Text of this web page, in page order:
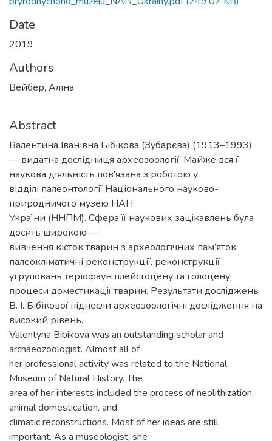
Date
2019
Authors
Вейбер, Аліна
Abstract
Валентина Іванівна Бібікова (Зубарєва) (1913–1993)
— видатна дослідниця археозоології. Майже вся її
наукова діяльність пов’язана з роботою у
відділі палеонтології Національного науково-
природничого музею НАН
України (ННПМ). Сфера її наукових зацікавлень була
досить широкою —
вивчення кісток тварин з археологічних пам’яток,
палеокліматичні реконструкції, реконструкції
угруповань теріофаун плейстоцену та голоцену,
процеси доместикації тварин. Результати досліджень
В. І. Бібікової піднесли археозоологічні дослідження на
високий рівень.
Valentyna Bibikova was an outstanding scholar and
archaeozoologist. Almost all of
her professional activity was related to the National
Museum of Natural History. The
area of her interests included the process of neolithization,
animal domestication, and
climatic reconstructions. Most of her ideas are still
important. As a museologist, she